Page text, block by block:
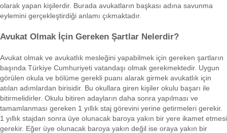
olarak yapan kişilerdir. Burada avukatların başkası adına savunma
eylemini gerçekleştirdiği anlamı çıkmaktadır.
Avukat Olmak İçin Gereken Şartlar Nelerdir?
Avukat olmak ve avukatlık mesleğini yapabilmek için gereken şartların
başında Türkiye Cumhuriyeti vatandaşı olmak gerekmektedir. Uygun
görülen okula ve bölüme gerekli puanı alarak girmek avukatlık için
atılan adımlardan birisidir. Bu okullara giren kişiler okulu başarı ile
bitirmelidirler. Okulu bitiren adayların daha sonra yapılması ve
tamamlanması gereken 1 yıllık staj görevini yerine getirmeleri gerekir.
1 yıllık stajdan sonra üye olunacak baroya yakın bir yere ikamet etmesi
gerekir. Eğer üye olunacak baroya yakın değil ise oraya yakın bir